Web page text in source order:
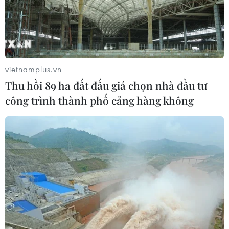
07/08/2026 04:28
Mở ra giai đoạn triển khai thực chất
quan hệ giữa Việt Nam và Australia
07/08/2026 01:27
Ấn Độ thử thành công tên lửa đạn
đạo Agni-4, tầm bắn 4.000 km
06/08/2026 23:17
Hàn Quốc tái khẳng định mục tiêu
chung sống hòa bình với Triều Tiên
06/08/2026 15:33
vietnamplus.vn
Thu hồi 89 ha đất đấu giá chọn nhà đầu tư
công trình thành phố cảng hàng không